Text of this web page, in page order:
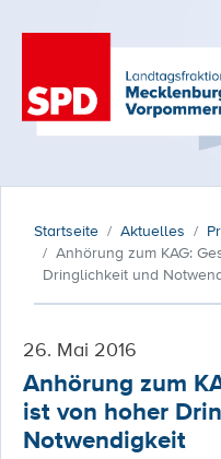
Startseite Aktuelles
Anhörung zum KAG:
Dringlichkeit und
26. Mai 2016
Anhörung zum
ist von hoher
Notwendigkeit